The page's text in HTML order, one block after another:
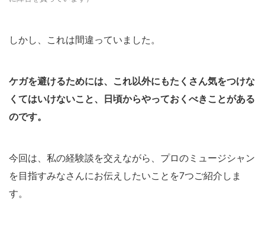
しかし、これは間違っていました。
ケガを避けるためには、これ以外にもたくさん気をつけな
くてはいけないこと、日頃からやっておくべきことがある
のです。
今回は、私の経験談を交えながら、プロのミュージシャン
を目指すみなさんにお伝えしたいことを7つご紹介しま
す。